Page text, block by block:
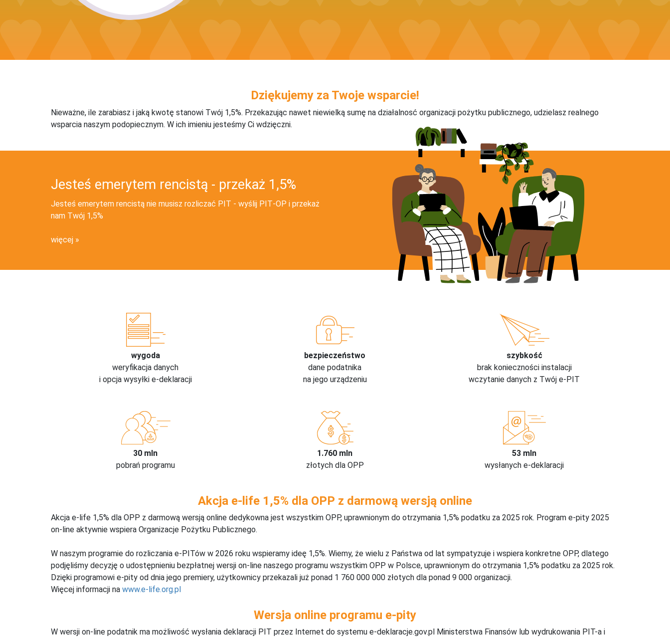
Dziękujemy za Twoje wsparcie!
Nieważne, ile zarabiasz i jaką kwotę stanowi Twój 1,5%. Przekazując nawet niewielką sumę na działalnosć organizacji pożytku publicznego, udzielasz realnego
wsparcia naszym podopiecznym. W ich imieniu jesteśmy Ci wdzięczni.
Jesteś emerytem rencistą - przekaż 1,5%
Jesteś emerytem rencistą nie musisz rozliczać PIT - wyślij PIT‑OP i przekaż
nam Twój 1,5%
więcej
wygoda
weryfikacja danych
i opcja wysyłki e-deklaracji
bezpieczeństwo
dane podatnika
na jego urządzeniu
szybkość
brak konieczności instalacji
wczytanie danych z Twój e-PIT
30 mln
pobrań programu
1.760 mln
złotych dla OPP
53 mln
wysłanych e-deklaracji
Akcja e-life 1,5% dla OPP z darmową wersją online
Akcja e-life 1,5% dla OPP z darmową wersją online dedykowna jest wszystkim OPP, uprawnionym do otrzymania 1,5% podatku za 2025 rok. Program e-pity 2025
on-line aktywnie wspiera Organizacje Pożytku Publicznego.
W naszym programie do rozliczania e-PITów w 2026 roku wspieramy ideę 1,5%. Wiemy, że wielu z Państwa od lat sympatyzuje i wspiera konkretne OPP, dlatego
podjęliśmy decyzję o udostępnieniu bezpłatnej wersji on-line naszego programu wszystkim OPP w Polsce, uprawnionym do otrzymania 1,5% podatku za 2025 rok.
Dzięki programowi e-pity od dnia jego premiery, użytkownicy przekazali już ponad 1 760 000 000 złotych dla ponad 9 000 organizacji.
Więcej informacji na www.e-life.org.pl
Wersja online programu e-pity
W wersji on-line podatnik ma możliwość wysłania deklaracji PIT przez Internet do systemu e-deklaracje.gov.pl Ministerstwa Finansów lub wydrukowania PIT-a i